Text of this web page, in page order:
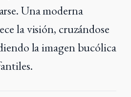
Una moderna
la visión, cruzándose
la imagen bucólica